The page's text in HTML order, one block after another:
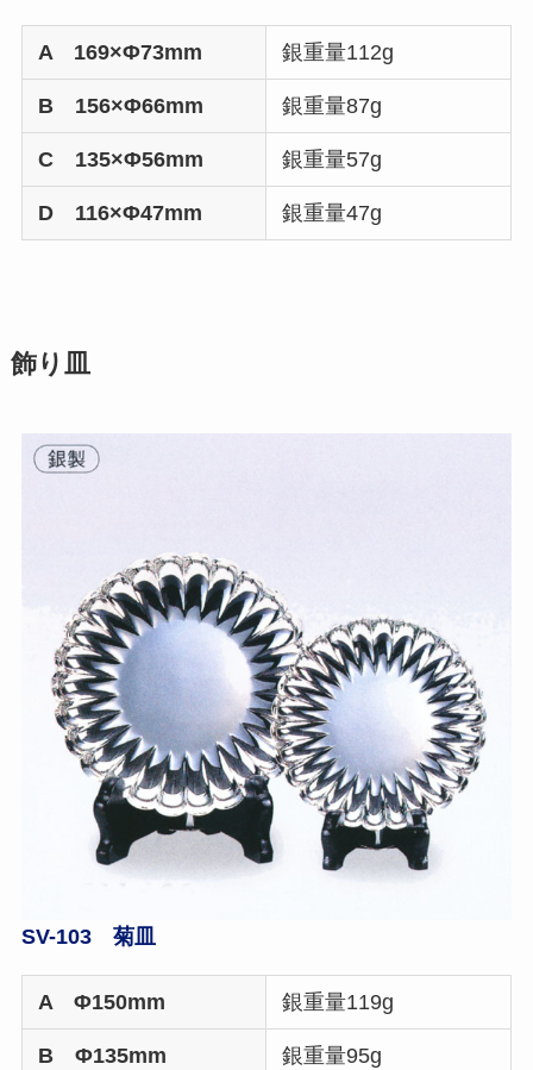
A 169×Φ73mm 銀重量112g
B 156×Φ66mm 銀重量87g
C 135×Φ56mm 銀重量57g
D 116×Φ47mm 銀重量47g
飾り皿
SV-103 菊皿
A Φ150mm 銀重量119g
B Φ135mm 銀重量95g